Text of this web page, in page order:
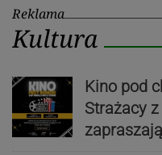
Reklama
Kultura
Kino pod
Strażacy